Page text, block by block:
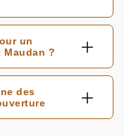
un
Maudan ?
des